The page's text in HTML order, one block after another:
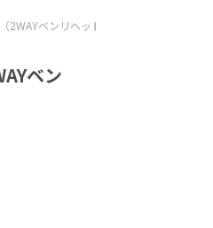
ベンリヘッド）（217 936 0722）
ベン